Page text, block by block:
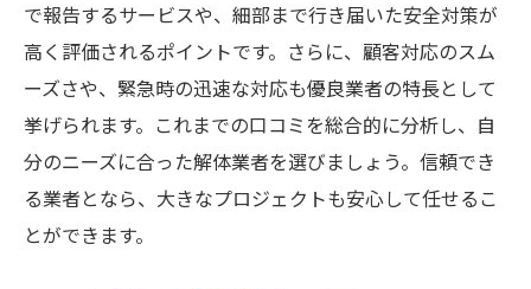
で報告するサービスや、細部まで行き届いた安全対策が
高く評価されるポイントです。さらに、顧客対応のスム
ーズさや、緊急時の迅速な対応も優良業者の特長として
挙げられます。これまでの口コミを総合的に分析し、自
分のニーズに合った解体業者を選びましょう。信頼でき
る業者となら、大きなプロジェクトも安心して任せるこ
とができます。